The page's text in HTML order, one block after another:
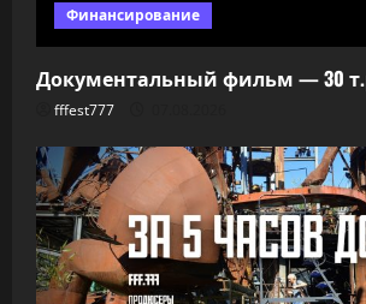
Финансирование
Документальный фильм — 30
fffest777